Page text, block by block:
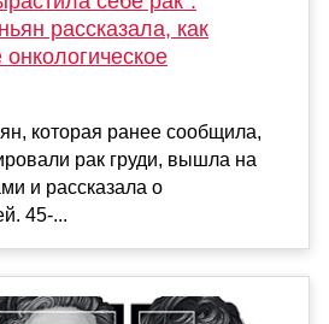
рассказала, как
которая ранее сообщила,
рак груди, вышла на
и рассказала о
45-...